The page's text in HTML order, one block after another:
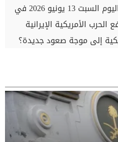
سعر الدولار اليوم السبت 13 يونيو 2026 في
الأمريكية الإيرانية
إلى موجة صعود جديدة؟